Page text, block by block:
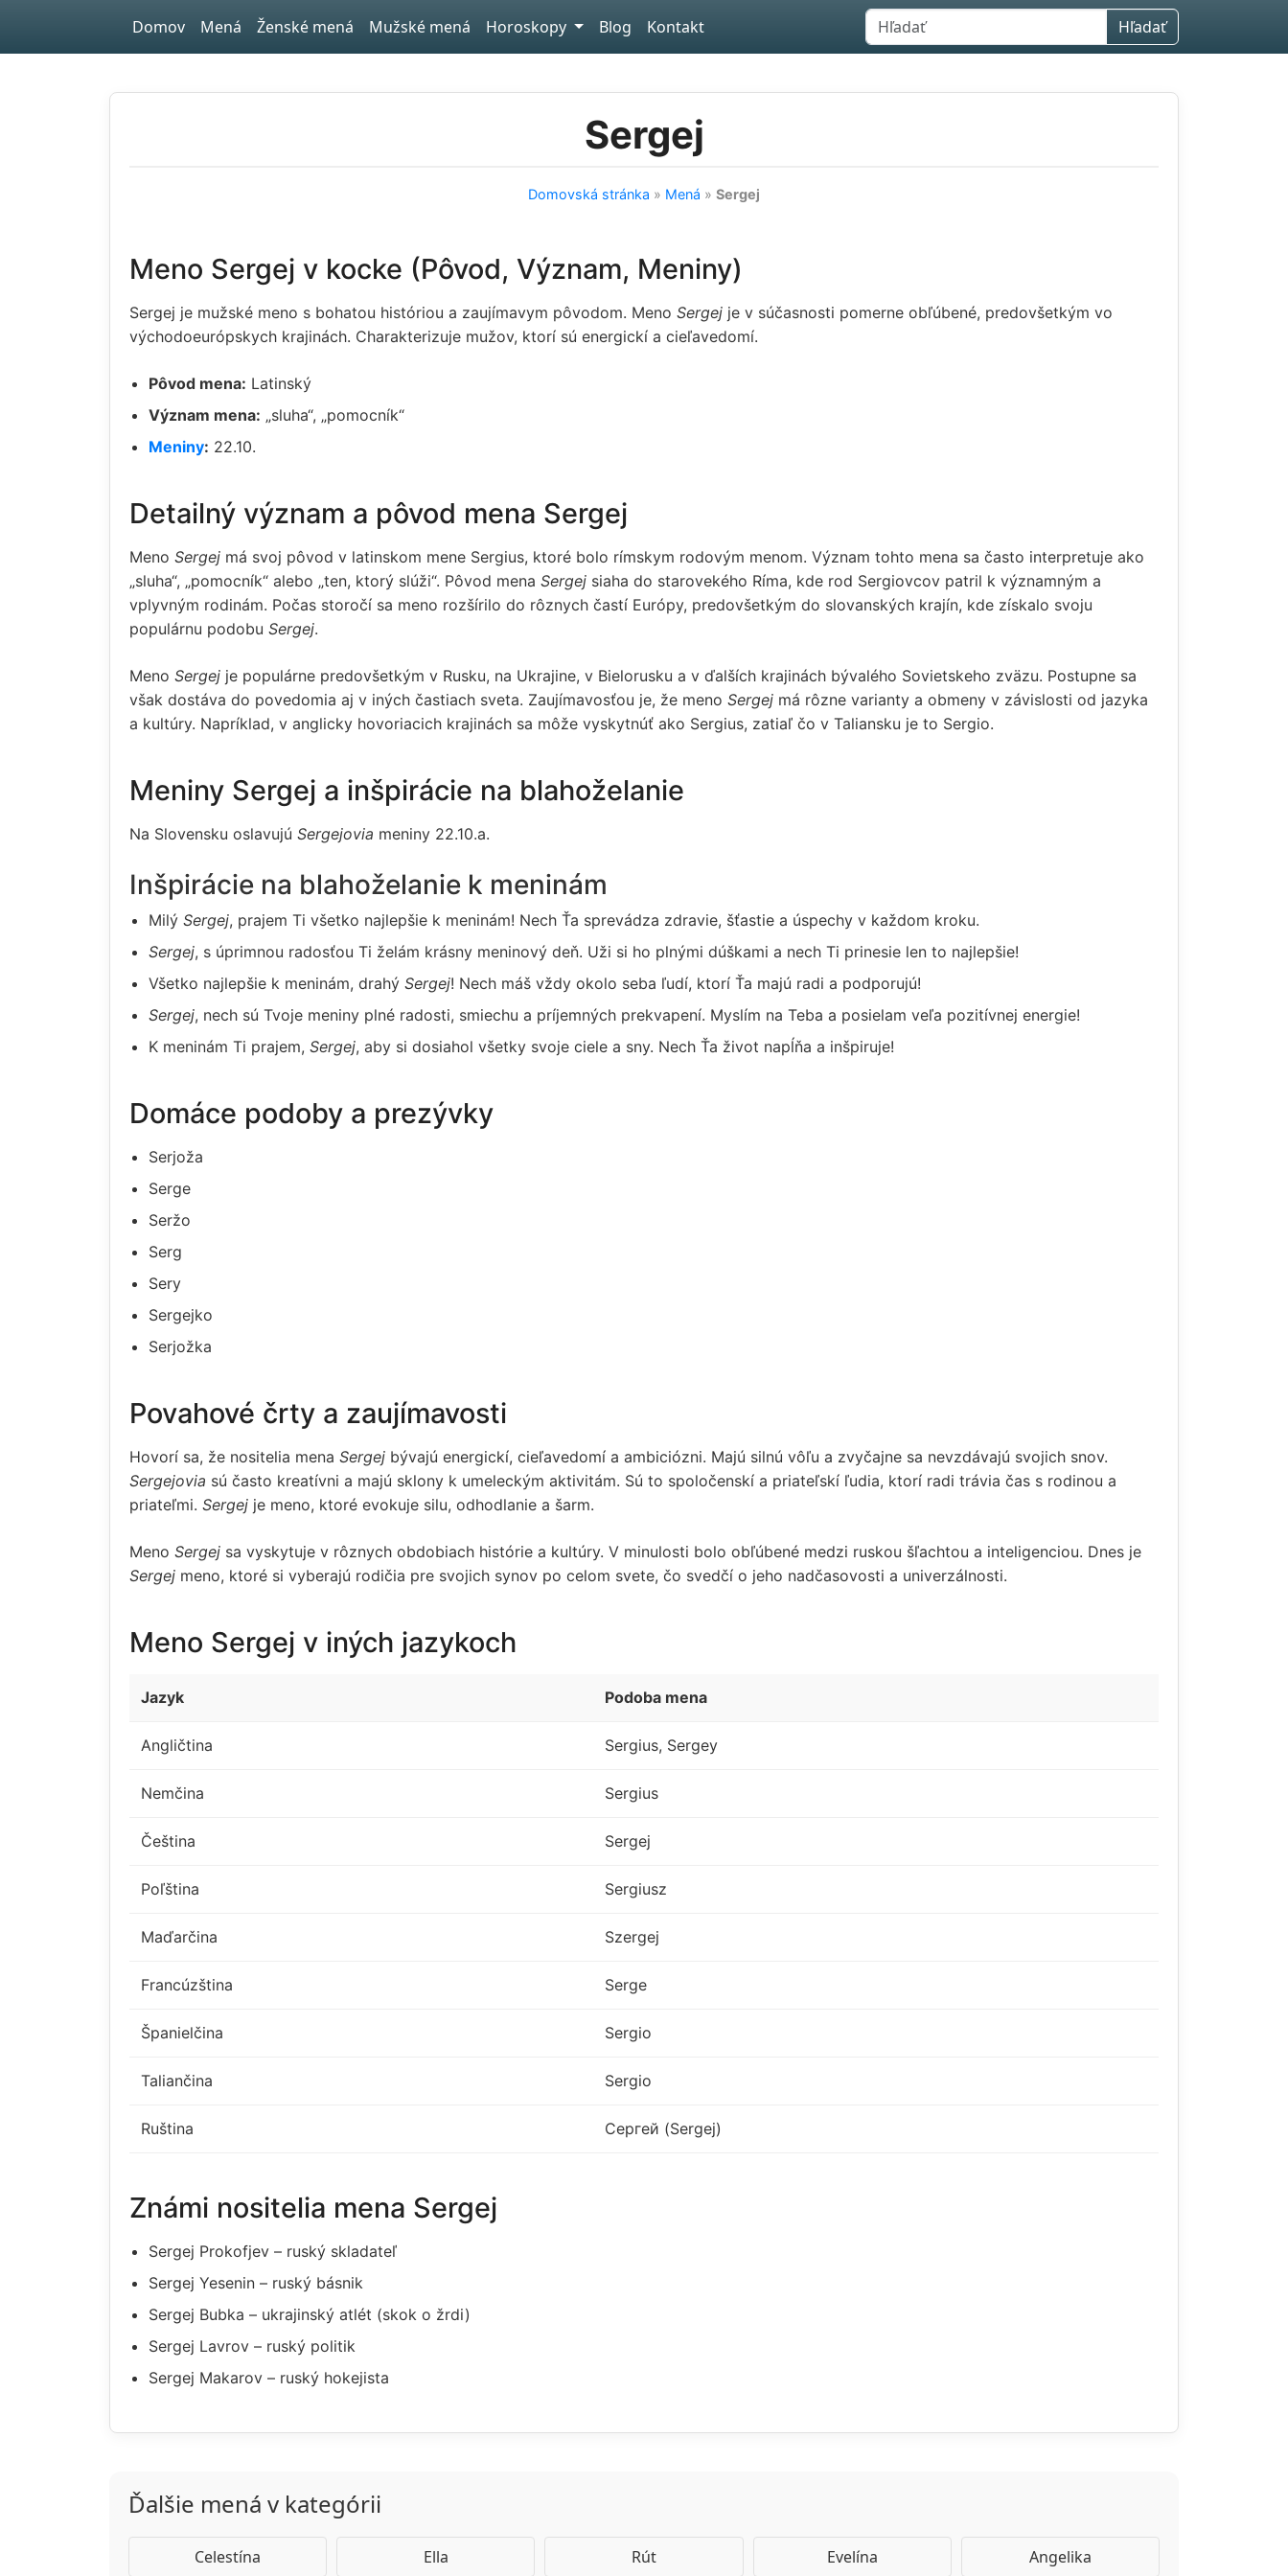
Domov Mená Ženské mená Mužské mená Horoskopy Blog Kontakt Hľadať
Sergej
Domovská stránka » Mená » Sergej
Meno Sergej v kocke (Pôvod, Význam, Meniny)
Sergej je mužské meno s bohatou históriou a zaujímavym pôvodom. Meno Sergej je v súčasnosti pomerne obľúbené, predovšetkým vo
východoeurópskych krajinách. Charakterizuje mužov, ktorí sú energickí a cieľavedomí.
Pôvod mena: Latinský
Význam mena: „sluha“, „pomocník“
Meniny: 22.10.
Detailný význam a pôvod mena Sergej
Meno Sergej má svoj pôvod v latinskom mene Sergius, ktoré bolo rímskym rodovým menom. Význam tohto mena sa často interpretuje ako
„sluha“, „pomocník“ alebo „ten, ktorý slúži“. Pôvod mena Sergej siaha do starovekého Ríma, kde rod Sergiovcov patril k významným a
vplyvným rodinám. Počas storočí sa meno rozšírilo do rôznych častí Európy, predovšetkým do slovanských krajín, kde získalo svoju
populárnu podobu Sergej.
Meno Sergej je populárne predovšetkým v Rusku, na Ukrajine, v Bielorusku a v ďalších krajinách bývalého Sovietskeho zväzu. Postupne sa
však dostáva do povedomia aj v iných častiach sveta. Zaujímavosťou je, že meno Sergej má rôzne varianty a obmeny v závislosti od jazyka
a kultúry. Napríklad, v anglicky hovoriacich krajinách sa môže vyskytnúť ako Sergius, zatiaľ čo v Taliansku je to Sergio.
Meniny Sergej a inšpirácie na blahoželanie
Na Slovensku oslavujú Sergejovia meniny 22.10.a.
Inšpirácie na blahoželanie k meninám
Milý Sergej, prajem Ti všetko najlepšie k meninám! Nech Ťa sprevádza zdravie, šťastie a úspechy v každom kroku.
Sergej, s úprimnou radosťou Ti želám krásny meninový deň. Uži si ho plnými dúškami a nech Ti prinesie len to najlepšie!
Všetko najlepšie k meninám, drahý Sergej! Nech máš vždy okolo seba ľudí, ktorí Ťa majú radi a podporujú!
Sergej, nech sú Tvoje meniny plné radosti, smiechu a príjemných prekvapení. Myslím na Teba a posielam veľa pozitívnej energie!
K meninám Ti prajem, Sergej, aby si dosiahol všetky svoje ciele a sny. Nech Ťa život napĺňa a inšpiruje!
Domáce podoby a prezývky
Serjoža
Serge
Seržo
Serg
Sery
Sergejko
Serjožka
Povahové črty a zaujímavosti
Hovorí sa, že nositelia mena Sergej bývajú energickí, cieľavedomí a ambiciózni. Majú silnú vôľu a zvyčajne sa nevzdávajú svojich snov.
Sergejovia sú často kreatívni a majú sklony k umeleckým aktivitám. Sú to spoločenskí a priateľskí ľudia, ktorí radi trávia čas s rodinou a
priateľmi. Sergej je meno, ktoré evokuje silu, odhodlanie a šarm.
Meno Sergej sa vyskytuje v rôznych obdobiach histórie a kultúry. V minulosti bolo obľúbené medzi ruskou šľachtou a inteligenciou. Dnes je
Sergej meno, ktoré si vyberajú rodičia pre svojich synov po celom svete, čo svedčí o jeho nadčasovosti a univerzálnosti.
Meno Sergej v iných jazykoch
Jazyk Podoba mena
Angličtina Sergius, Sergey
Nemčina Sergius
Čeština Sergej
Poľština Sergiusz
Maďarčina Szergej
Francúzština Serge
Španielčina Sergio
Taliančina Sergio
Ruština Сергей (Sergej)
Známi nositelia mena Sergej
Sergej Prokofjev – ruský skladateľ
Sergej Yesenin – ruský básnik
Sergej Bubka – ukrajinský atlét (skok o žrdi)
Sergej Lavrov – ruský politik
Sergej Makarov – ruský hokejista
Ďalšie mená v kategórii
Celestína Ella Rút Evelína Angelika